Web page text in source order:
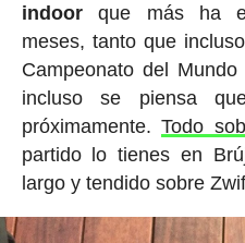
indoorque más ha
meses, tanto que
Campeonato del
incluso se piensa
próximamente.Todo
partido lo tienes en
largo y tendido sobre